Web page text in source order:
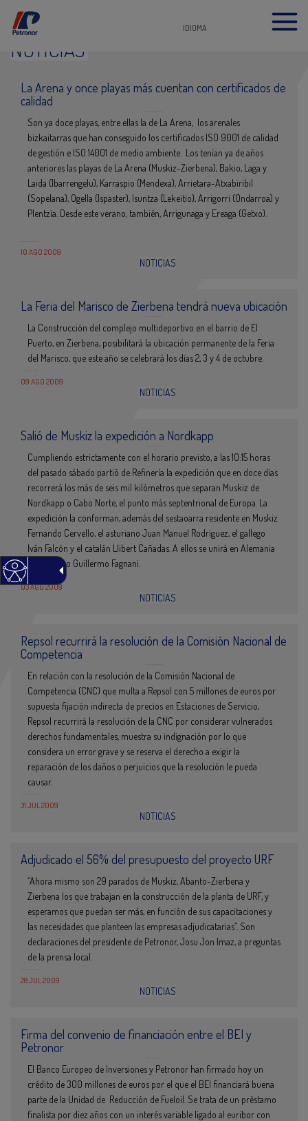
IDIOMA
NOTICIAS
La Arena y once playas más cuentan con certificados de
calidad
Son ya doce playas, entre ellas la de La Arena, los arenales
bizkaitarras que han conseguido los certificados ISO 9001 de calidad
de gestión e ISO 14001 de medio ambiente. Los tenían ya de años
anteriores las playas de La Arena (Muskiz-Zierbena), Bakio, Laga y
Laida (Ibarrengelu), Karraspio (Mendexa), Arrietara-Atxabiribil
(Sopelana), Ogella (Ispaster), Isuntza (Lekeitio), Arrigorri (Ondarroa) y
Plentzia. Desde este verano, también, Arrigunaga y Ereaga (Getxo).
10 AGO 2009
NOTICIAS
La Feria del Marisco de Zierbena tendrá nueva ubicación
La Construcción del complejo multideportivo en el barrio de El
Puerto, en Zierbena, posibilitará la ubicación permanente de la Feria
del Marisco, que este año se celebrará los días 2, 3 y 4 de octubre.
09 AGO 2009
NOTICIAS
Salió de Muskiz la expedición a Nordkapp
Cumpliendo estrictamente con el horario previsto, a las 10:15 horas
del pasado sábado partió de Refinería la expedición que en doce días
recorrerá los más de seis mil kilómetros que separan Muskiz de
Nordkapp o Cabo Norte, el punto más septentrional de Europa. La
expedición la conforman, además del sestaoarra residente en Muskiz
Fernando Cervello, el asturiano Juan Manuel Rodríguez, el gallego
Iván Falcón y el catalán Llibert Cañadas. A ellos se unirá en Alemania
el argentino Guillermo Fagnani.
03 AGO 2009
NOTICIAS
Repsol recurrirá la resolución de la Comisión Nacional de
Competencia
En relación con la resolución de la Comisión Nacional de
Competencia (CNC) que multa a Repsol con 5 millones de euros por
supuesta fijación indirecta de precios en Estaciones de Servicio,
Repsol recurrirá la resolución de la CNC por considerar vulnerados
derechos fundamentales, muestra su indignación por lo que
considera un error grave y se reserva el derecho a exigir la
reparación de los daños o perjuicios que la resolución le pueda
causar.
31 JUL 2009
NOTICIAS
Adjudicado el 56% del presupuesto del proyecto URF
“Ahora mismo son 29 parados de Muskiz, Abanto-Zierbena y
Zierbena los que trabajan en la construcción de la planta de URF, y
esperamos que puedan ser más, en función de sus capacitaciones y
las necesidades que planteen las empresas adjudicatarias”. Son
declaraciones del presidente de Petronor, Josu Jon Imaz, a preguntas
de la prensa local.
28 JUL 2009
NOTICIAS
Firma del convenio de financiación entre el BEI y
Petronor
El Banco Europeo de Inversiones y Petronor han firmado hoy un
crédito de 300 millones de euros por el que el BEI financiará buena
parte de la Unidad de Reducción de Fueloil. Se trata de un préstamo
finalista por diez años con un interés variable ligado al euribor con